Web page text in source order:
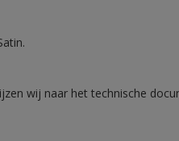
wij naar het technische